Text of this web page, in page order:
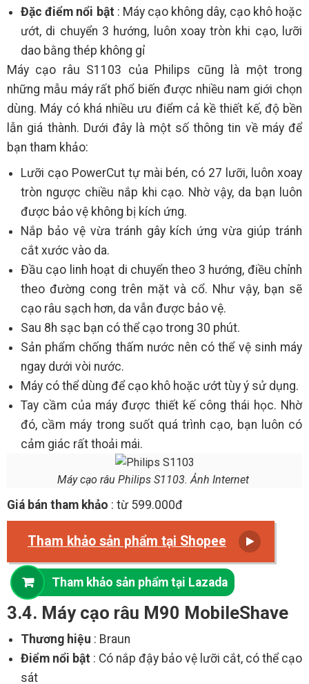
Đặc điểm nổi bật : Máy cạo không dây, cạo khô hoặc
ướt, di chuyển 3 hướng, luôn xoay tròn khi cạo, lưỡi
dao bằng thép không gỉ
Máy cạo râu S1103 của Philips cũng là một trong
những mẫu máy rất phổ biến được nhiều nam giới chọn
dùng. Máy có khá nhiều ưu điểm cả kề thiết kế, độ bền
lẫn giá thành. Dưới đây là một số thông tin về máy để
bạn tham khảo:
Lưỡi cạo PowerCut tự mài bén, có 27 lưỡi, luôn xoay
tròn ngược chiều nắp khi cạo. Nhờ vậy, da bạn luôn
được bảo vệ không bị kích ứng.
Nắp bảo vệ vừa tránh gây kích ứng vừa giúp tránh
cắt xước vào da.
Đầu cạo linh hoạt di chuyển theo 3 hướng, điều chỉnh
theo đường cong trên mặt và cổ. Như vậy, bạn sẽ
cạo râu sạch hơn, da vẫn được bảo vệ.
Sau 8h sạc bạn có thể cạo trong 30 phút.
Sản phẩm chống thấm nước nên có thể vệ sinh máy
ngay dưới vòi nước.
Máy có thể dùng để cạo khô hoặc ướt tùy ý sử dụng.
Tay cầm của máy được thiết kế công thái học. Nhờ
đó, cầm máy trong suốt quá trình cạo, bạn luôn có
cảm giác rất thoải mái.
Máy cạo râu Philips S1103. Ảnh Internet
Giá bán tham khảo : từ 599.000đ
Tham khảo sản phẩm tại Shopee
Tham khảo sản phẩm tại Lazada
3.4. Máy cạo râu M90 MobileShave
Thương hiệu : Braun
Điểm nổi bật : Có nắp đậy bảo vệ lưỡi cắt, có thể cạo
sát